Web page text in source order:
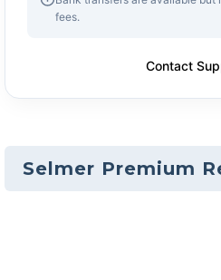
Selmer Premium
fees.
Contact